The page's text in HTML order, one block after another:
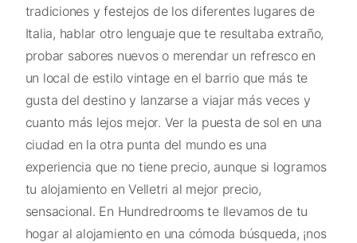
tradiciones y festejos de los diferentes lugares de
Italia, hablar otro lenguaje que te resultaba extraño,
probar sabores nuevos o merendar un refresco en
un local de estilo vintage en el barrio que más te
gusta del destino y lanzarse a viajar más veces y
cuanto más lejos mejor. Ver la puesta de sol en una
ciudad en la otra punta del mundo es una
experiencia que no tiene precio, aunque si logramos
tu alojamiento en Velletri al mejor precio,
sensacional. En Hundredrooms te llevamos de tu
hogar al alojamiento en una cómoda búsqueda, ¡nos